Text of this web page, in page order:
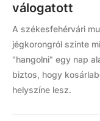
válogatott
A székesfehérvári
jégkorongról szinte
"hangolni" egy nap
biztos, hogy
helyszíne lesz.